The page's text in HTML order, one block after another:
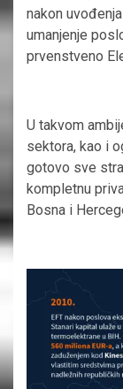
nakon
umanjenje
prvenstveno
U takvom
sektora, kao i
gotovo sve
kompletnu
Bosna i